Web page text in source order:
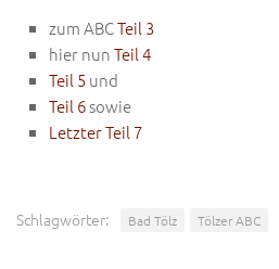
zum ABCTeil 3
hier nunTeil 4
Teil 5und
Teil 6sowie
Letzter Teil 7
Schlagwörter: Bad Tölz Tölzer ABC